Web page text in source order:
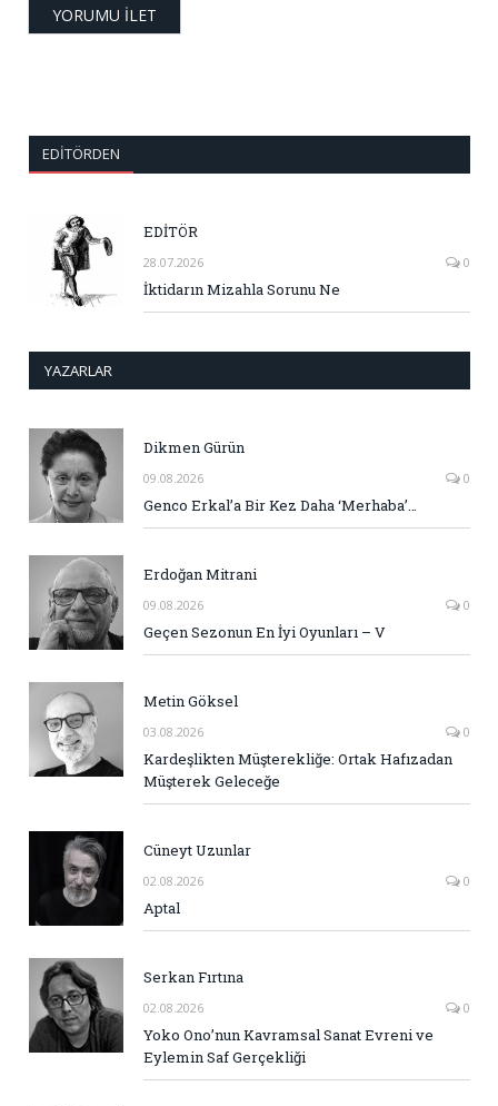
EDITÖRDEN
EDİTÖR
28.07.2026 0
İktidarın Mizahla Sorunu Ne
YAZARLAR
Dikmen Gürün
09.08.2026 0
Genco Erkal’a Bir Kez Daha ‘Merhaba’…
Erdoğan Mitrani
09.08.2026 0
Geçen Sezonun En İyi Oyunları – V
Metin Göksel
03.08.2026 0
Kardeşlikten Müşterekliğe: Ortak Hafızadan
Müşterek Geleceğe
Cüneyt Uzunlar
02.08.2026 0
Aptal
Serkan Fırtına
02.08.2026 0
Yoko Ono’nun Kavramsal Sanat Evreni ve
Eylemin Saf Gerçekliği